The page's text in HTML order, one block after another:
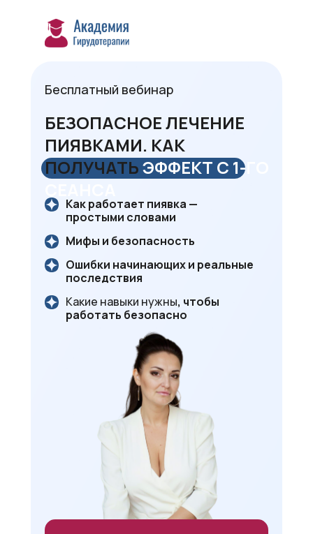
Как работает пиявка —
простыми словами
Мифы и безопасность
Ошибки начинающих и реальные
последствия
Какие навыки нужны, чтобы
работать безопасно
Бесплатный вебинар
БЕЗОПАСНОЕ ЛЕЧЕНИЕ
ПИЯВКАМИ. КАК
ПОЛУЧАТЬЭФФЕКТ С 1-ГО